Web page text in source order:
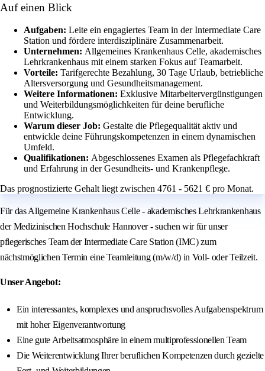
Auf einen Blick
Aufgaben: Leite ein engagiertes Team in der Intermediate Care
Station und fördere interdisziplinäre Zusammenarbeit.
Unternehmen: Allgemeines Krankenhaus Celle, akademisches
Lehrkrankenhaus mit einem starken Fokus auf Teamarbeit.
Vorteile: Tarifgerechte Bezahlung, 30 Tage Urlaub, betriebliche
Altersversorgung und Gesundheitsmanagement.
Weitere Informationen: Exklusive Mitarbeitervergünstigungen
und Weiterbildungsmöglichkeiten für deine berufliche
Entwicklung.
Warum dieser Job: Gestalte die Pflegequalität aktiv und
entwickle deine Führungskompetenzen in einem dynamischen
Umfeld.
Qualifikationen: Abgeschlossenes Examen als Pflegefachkraft
und Erfahrung in der Gesundheits- und Krankenpflege.
Das prognostizierte Gehalt liegt zwischen 4761 - 5621 € pro Monat.
Für das Allgemeine Krankenhaus Celle - akademisches Lehrkrankenhaus
der Medizinischen Hochschule Hannover - suchen wir für unser
pflegerisches Team der Intermediate Care Station (IMC) zum
nächstmöglichen Termin eine Teamleitung (m/w/d) in Voll- oder Teilzeit.
Unser Angebot:
Ein interessantes, komplexes und anspruchsvolles Aufgabenspektrum
mit hoher Eigenverantwortung
Eine gute Arbeitsatmosphäre in einem multiprofessionellen Team
Die Weiterentwicklung Ihrer beruflichen Kompetenzen durch gezielte